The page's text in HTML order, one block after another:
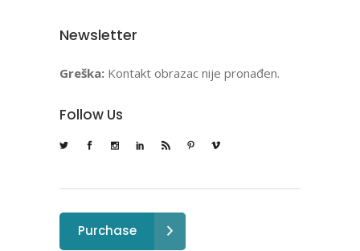
Newsletter
Greška: Kontakt obrazac nije pronađen.
Follow Us
Purchase